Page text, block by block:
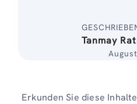
Tanmay
Erkunden Sie diese